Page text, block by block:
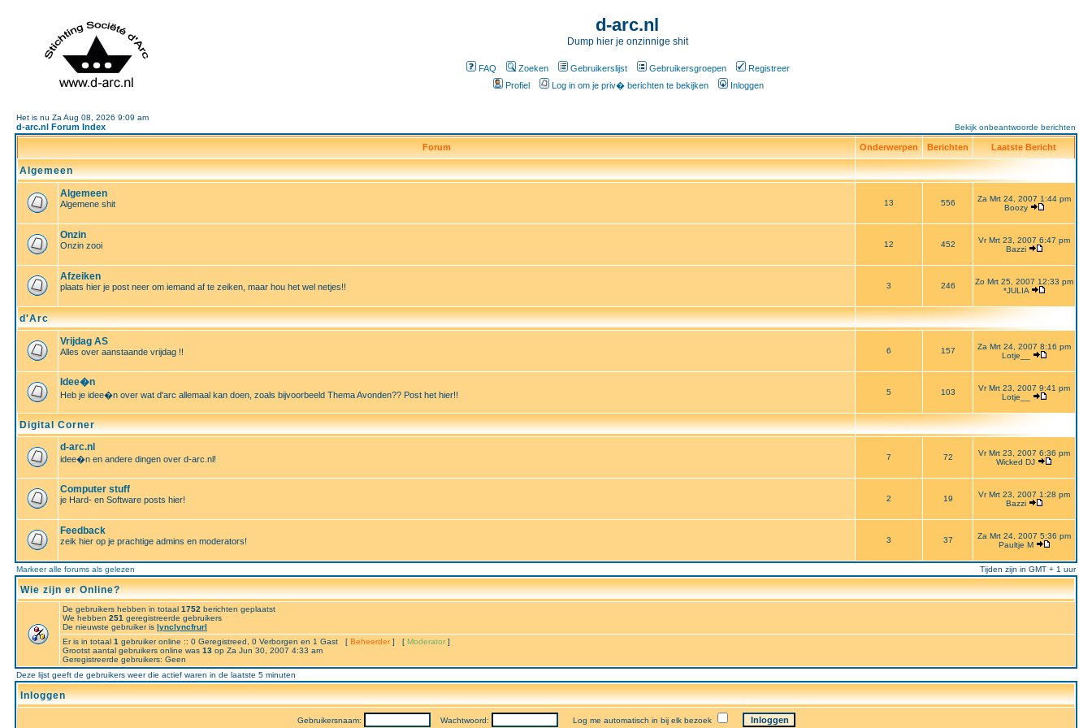
d-arc.nl
Dump hier je onzinnige shit
FAQ Zoeken Gebruikerslijst Gebruikersgroepen
Registreer
Profiel
Log in om je priv� berichten te bekijken Inloggen
Het is nu Za Aug 08, 2026 9:09 am
d-arc.nl Forum Index Bekijk onbeantwoorde berichten
Forum Onderwerpen Berichten Laatste Bericht
Algemeen
Algemeen
Algemene shit 13 556
Za Mrt 24, 2007 1:44 pm
Boozy
Onzin
Onzin zooi 12 452
Vr Mrt 23, 2007 6:47 pm
Bazzi
Afzeiken
plaats hier je post neer om iemand af te zeiken, maar hou het wel netjes!! 3 246
Zo Mrt 25, 2007 12:33 pm
*JULIA
d'Arc
Vrijdag AS
Alles over aanstaande vrijdag !! 6 157
Za Mrt 24, 2007 8:16 pm
Lotje__
Idee�n
Heb je idee�n over wat d'arc allemaal kan doen, zoals bijvoorbeeld Thema Avonden?? Post het hier!! 5 103
Vr Mrt 23, 2007 9:41 pm
Lotje__
Digital Corner
d-arc.nl
idee�n en andere dingen over d-arc.nl! 7 72
Vr Mrt 23, 2007 6:36 pm
Wicked DJ
Computer stuff
je Hard- en Software posts hier! 2 19
Vr Mrt 23, 2007 1:28 pm
Bazzi
Feedback
zeik hier op je prachtige admins en moderators! 3 37
Za Mrt 24, 2007 5:36 pm
Paultje M
Markeer alle forums als gelezen Tijden zijn in GMT + 1 uur
Wie zijn er Online?
De gebruikers hebben in totaal 1752 berichten geplaatst
We hebben 251 geregistreerde gebruikers
De nieuwste gebruiker is lynclyncfrurl
Er is in totaal 1 gebruiker online :: 0 Geregistreed, 0 Verborgen en 1 Gast [ Beheerder ] [ Moderator ]
Grootst aantal gebruikers online was 13 op Za Jun 30, 2007 4:33 am
Geregistreerde gebruikers: Geen
Deze lijst geeft de gebruikers weer die actief waren in de laatste 5 minuten
Inloggen
Gebruikersnaam: Wachtwoord: Log me automatisch in bij elk bezoek